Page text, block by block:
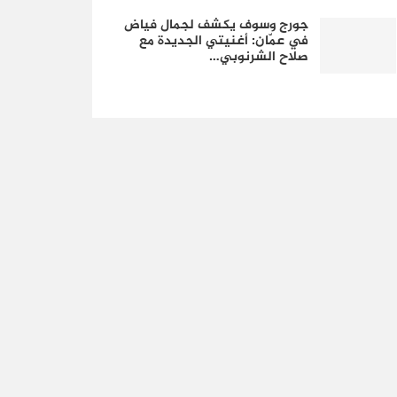
جورج وسوف يكشف لجمال فياض
في عمّان: أغنيتي الجديدة مع
صلاح الشرنوبي…